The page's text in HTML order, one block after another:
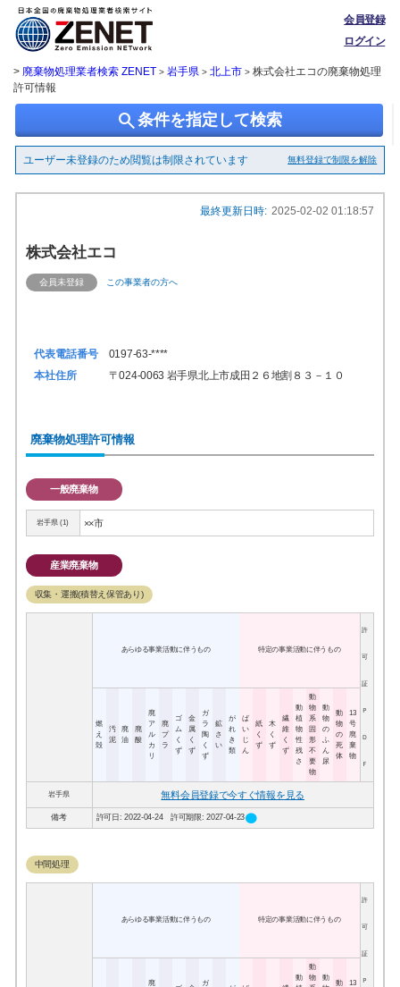
会員登録
ログイン
> 廃棄物処理業者検索 ZENET > 岩手県 > 北上市> 株式会社エコの廃棄物処理
許可情報
search条件を指定して検索
ユーザー未登録のため閲覧は制限されています 無料登録で制限を解除
最終更新日時: 2025-02-02 01:18:57
株式会社エコ
会員未登録 この事業者の方へ
代表電話番号
0197-63-****
本社住所
〒024-0063 岩手県北上市成田２６地割８３－１０
廃棄物処理許可情報
一般廃棄物
岩手県 (1) ××市
産業廃棄物
収集・運搬(積替え保管あり)
あらゆる事業活動に伴うもの 特定の事業活動に伴うもの
許
可
証
Ｐ
Ｄ
Ｆ
燃
え
殻
汚
泥
廃
油
廃
酸
廃
ア
ル
カ
リ
廃
プ
ラ
ゴ
ム
く
ず
金
属
く
ず
ガ
ラ
陶
く
ず
鉱
さ
い
が
れ
き
類
ば
い
じ
ん
紙
く
ず
木
く
ず
繊
維
く
ず
動
植
物
性
残
さ
動
物
系
固
形
不
要
物
動
物
の
ふ
ん
尿
動
物
の
死
体
13
号
廃
棄
物
岩手県 無料会員登録で今すぐ情報を見る
備考 許可日: 2022-04-24 許可期限: 2027-04-23circle
中間処理
あらゆる事業活動に伴うもの 特定の事業活動に伴うもの
許
可
証
Ｐ
廃
ガ
動
動
物
動
動
13